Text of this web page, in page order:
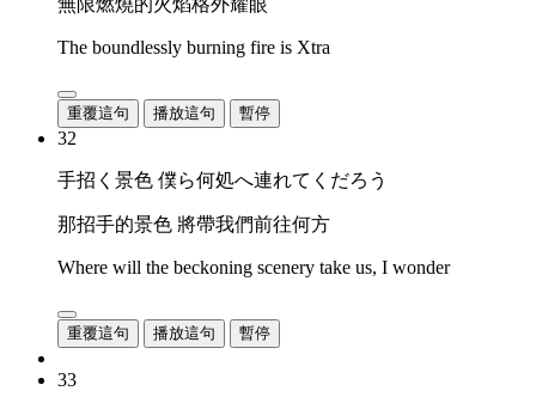
The boundlessly burning fire is Xtra
重覆這句 播放這句 暫停
32
手招く景色 僕ら何処へ連れてくだろう
那招手的景色 將帶我們前往何方
Where will the beckoning scenery take us, I wonder
重覆這句 播放這句 暫停
33